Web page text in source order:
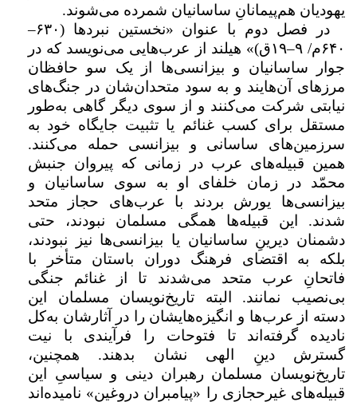
یهودیان هم‌پیمانانِ ساسانیان شمرده می‌شوند.
در فصل دوم با عنوان «نخستین نبردها (
۶۳۰–
۶۴۰م/ ۹–۱۹
ق)» هیلند از عرب‌هایی می‌نویسد که در
جوار ساسانیان و بیزانسی‌ها از یک سو حافظان
مرزهای آن‌هایند و به سود متحدان‌شان در جنگ‌های
نیابتی شرکت می‌کنند و از سوی دیگر گاهی به‌طور
مستقل برای کسب غنائم یا تثبیت جایگاه خود به
سرزمین‌های ساسانی و بیزانسی حمله می‌کنند.
همین قبیله‌های عرب در زمانی که پیروان جنبش
محمّد در زمان خلفای او به سوی ساسانیان و
بیزانسی‌ها یورش بردند با عرب‌های حجاز متحد
شدند. این قبیله‌ها همگی مسلمان نبودند، حتی
دشمنان دیرینِ ساسانیان یا بیزانسی‌ها نیز نبودند،
بلکه به اقتضای فرهنگ دوران باستان متأخر با
فاتحانِ عرب متحد می‌شدند تا از غنائم جنگی
بی‌نصیب نمانند. البته تاریخ‌نویسان مسلمان این
دسته از عرب‌ها و انگیزه‌هایشان را در آثارشان به‌کل
نادیده گرفته‌اند تا فتوحات را فرآیندی با نیت
گسترش دینِ الهی نشان بدهند. همچنین،
تاریخ‌نویسان مسلمان رهبران دینی و سیاسیِ این
قبیله‌های غیرحجازی را «پیامبران دروغین» نامیده‌اند